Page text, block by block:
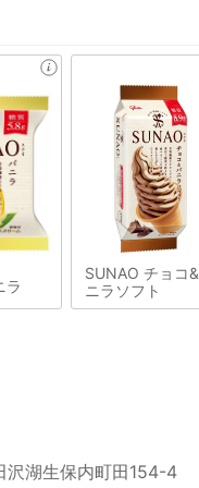
ラ
SUNAO チョコ
ニラソフト
沢湖生保内町田154-4